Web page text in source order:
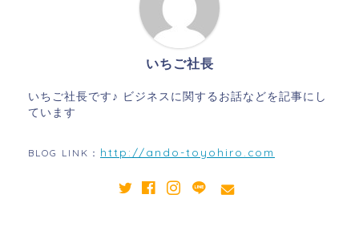
いちご社長
いちご社長です♪ ビジネスに関するお話などを記事にし
ています
BLOG LINK： http://ando-toyohiro.com